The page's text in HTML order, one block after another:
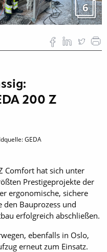
6
200 Z
GEDA
Comfort hat sich unter
Prestigeprojekte der
ergonomische, sichere
Bauprozess und
erfolgreich abschließen.
ebenfalls in Oslo,
erneut zum Einsatz.